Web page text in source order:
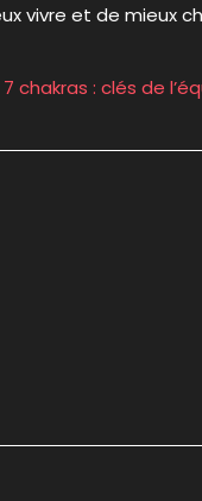
vivre et de mieux
chakras : clés de